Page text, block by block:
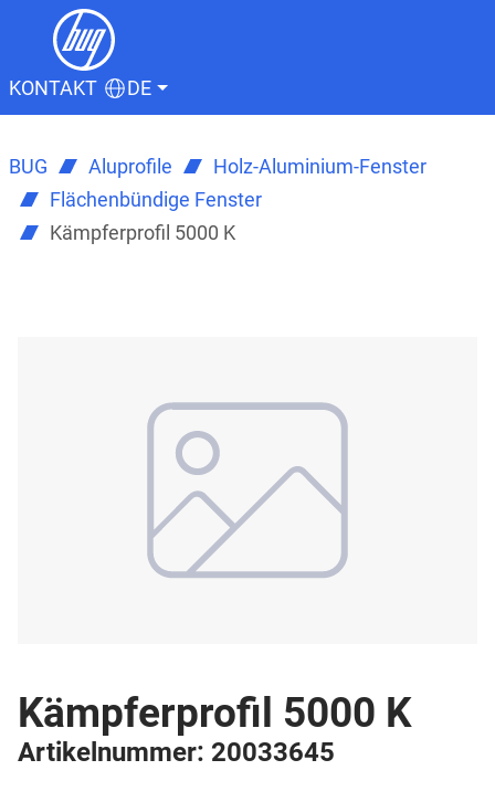
KONTAKT DE
BUG Aluprofile
Holz-Aluminium-Fenster
Flächenbündige Fenster
Kämpferprofil 5000 K
Kämpferprofil 5000 K
Artikelnummer: 20033645